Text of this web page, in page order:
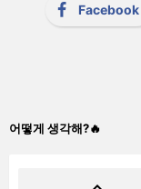
Facebook
어떻게 생각해?🔥